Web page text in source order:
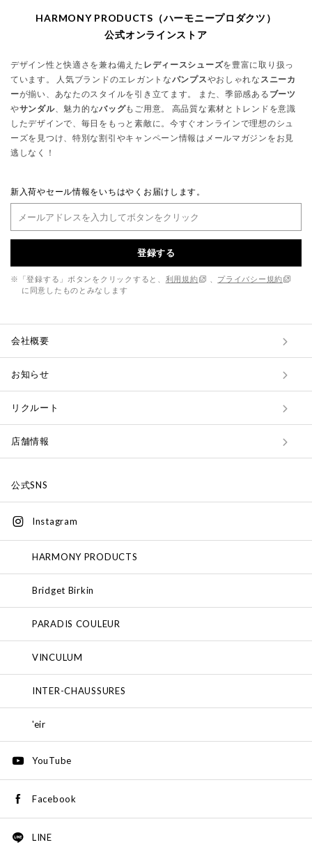
HARMONY PRODUCTS（ハーモニープロダクツ）
公式オンラインストア
デザイン性と快適さを兼ね備えた レディースシューズを豊富に取り扱っ
ています。 人気ブランドのエレガントなパンプスやおしゃれな スニーカ
ーが揃い、あなたのスタイルを引き立てます。 また、季節感ある ブーツ
やサンダル、魅力的なバッグもご用意。 高品質な素材とトレンドを意識
したデザインで、毎日をもっと素敵に。今すぐオンラインで理想のシュ
ーズを見つけ、特別な割引やキャンペーン情報はメールマガジンをお見
逃しなく！
新入荷やセール情報をいちはやくお届けします。
登録する
※「登録する」ボタンをクリックすると、 利用規約
プライバシー規約
に同意したものとみなします
会社概要
お知らせ
リクルート
店舗情報
公式SNS
Instagram
HARMONY PRODUCTS
Bridget Birkin
PARADIS COULEUR
VINCULUM
INTER-CHAUSSURES
'eir
YouTube
Facebook
LINE